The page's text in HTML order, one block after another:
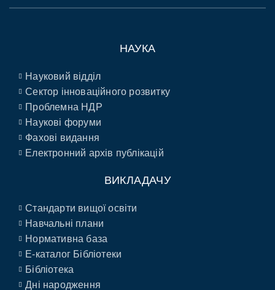
НАУКА
Науковий відділ
Сектор інноваційного розвитку
Проблемна НДР
Наукові форуми
Фахові видання
Електронний архів публікацій
ВИКЛАДАЧУ
Стандарти вищої освіти
Навчальні плани
Нормативна база
E-каталог Бібліотеки
Бібліотека
Дні народження